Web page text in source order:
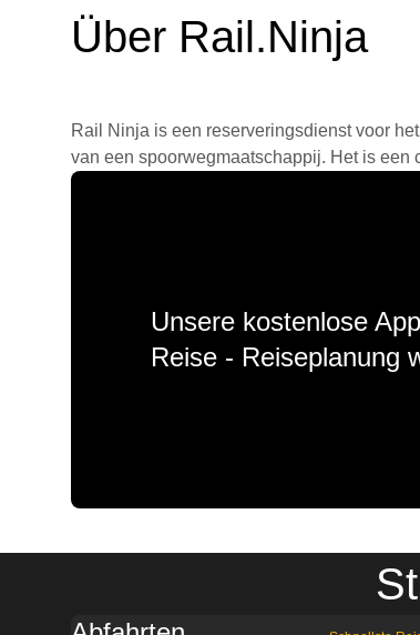
Über Rail.Ninja
Rail Ninja is een reserveringsdienst voor
van een spoorwegmaatschappij. Het is een
Unsere kostenlose
Reise - Reiseplanung